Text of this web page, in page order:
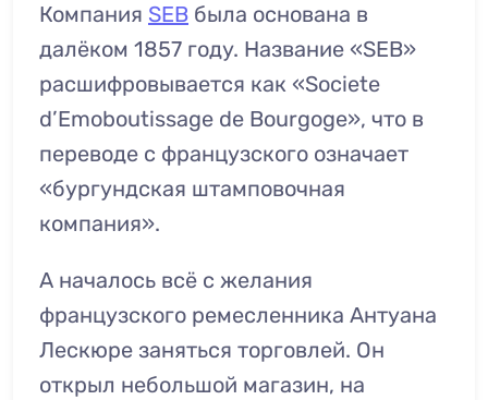
Компания SEB была основана в
далёком 1857 году. Название «SEB»
расшифровывается как «Societe
d’Emoboutissage de Bourgoge», что в
переводе с французского означает
«бургундская штамповочная
компания».
А началось всё с желания
французского ремесленника Антуана
Лескюре заняться торговлей. Он
открыл небольшой магазин, на